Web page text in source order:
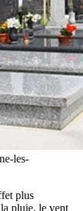
les-
plus
pluie, le vent